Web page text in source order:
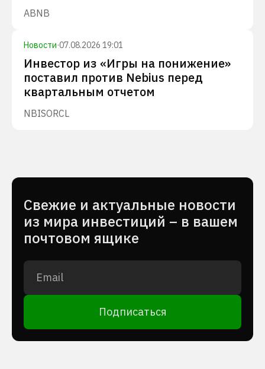
ABNB
Новости·07.08.2026 19:01
Инвестор из «Игры на понижение»
поставил против Nebius перед
квартальным отчетом
NBISORCL
Cвежие и актуальные новости
из мира инвестиций – в вашем
почтовом ящике
Подписаться